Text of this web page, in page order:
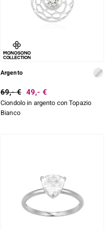
Argento
69,- € 49,- €
Ciondolo in argento con Topazio
Bianco